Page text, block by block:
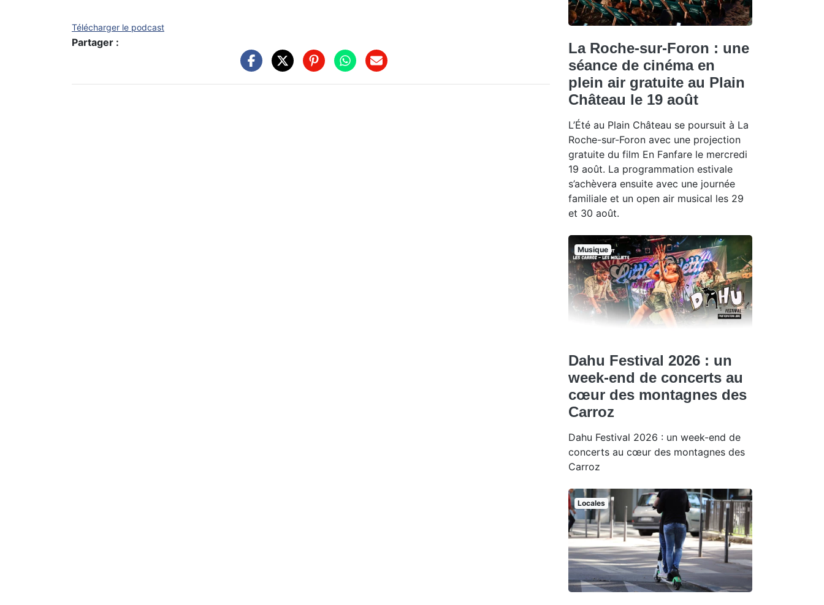
Télécharger le podcast
Partager :
La Roche-sur-Foron : une
séance de cinéma en
plein air gratuite au Plain
Château le 19 août
L’Été au Plain Château se poursuit à La
Roche-sur-Foron avec une projection
gratuite du film En Fanfare le mercredi
19 août. La programmation estivale
s’achèvera ensuite avec une journée
familiale et un open air musical les 29
et 30 août.
Musique
Dahu Festival 2026 : un
week-end de concerts au
cœur des montagnes des
Carroz
Dahu Festival 2026 : un week-end de
concerts au cœur des montagnes des
Carroz
Locales